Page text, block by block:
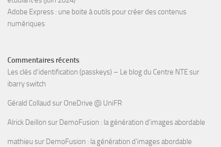
Adobe Express : une boite à outils pour créer des contenus
numériques
Commentaires récents
Les clés d’identification (passkeys) – Le blog du Centre NTEsur
ibarry switch
Gérald Collaud sur OneDrive @ UniFR
Alrick Deillon sur DemoFusion : la génération d’images abordable
mathieu sur DemoFusion : la génération d’images abordable